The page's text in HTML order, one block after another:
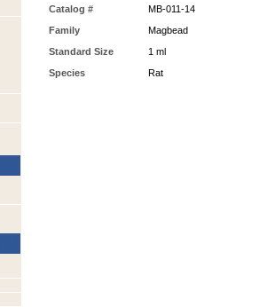
Catalog #
MB-011-14
Family
Magbead
Standard Size
1 ml
Species
Rat